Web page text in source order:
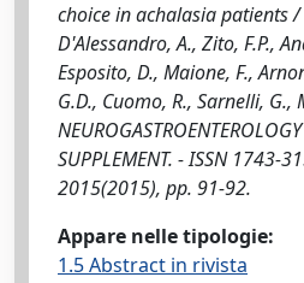
choice in achalasia patients /
D'Alessandro, A., Zito, F.P.,
Esposito, D., Maione, F.,
G.D., Cuomo, R., Sarnelli, G.,
SUPPLEMENT. - ISSN 1743-
2015(2015), pp. 91-92.
Appare nelle tipologie:
1.5 Abstract in rivista